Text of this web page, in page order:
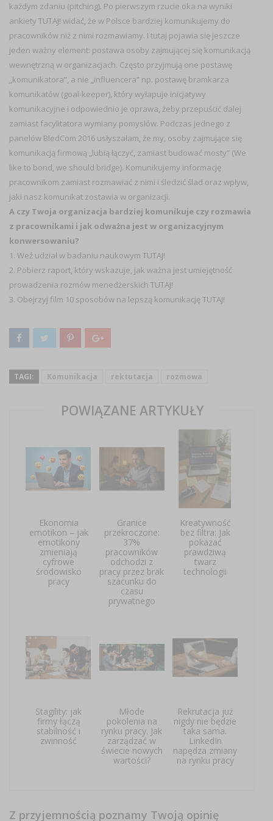
każdym zdaniu (pitching). Po pierwszym rzucie oka na wyniki
ankiety TUTAJ! widać, że w Polsce bardziej komunikujemy do
pracowników niż z nimi rozmawiamy. I tutaj pojawia się jeszcze
jeden ważny element: postawa osoby zajmującej się komunikacją
wewnętrzną w organizacjach. Często przyjmują one postawę
„komunikatora”, a nie „influencera” np. postawę bramkarza
komunikatów (goal-keeper), który wyłapuje inicjatywy
komunikacyjne i odpowiednio je oprawa, żeby przepuścić dalej
zamiast facylitatora wymiany pomysłów. Podczas jednego z
panelów BledCom 2016 usłyszałam, że my, osoby zajmujące się
komunikacją firmową „lubią łączyć, zamiast budować mosty” (We
like to bond, we should bridge). Komunikujemy informację
pracownikom zamiast rozmawiać z nimi i śledzić ślad oraz wpływ,
jaki nasz komunikat zostawia w organizacji.
A czy Twoja organizacja bardziej komunikuje czy rozmawia
z pracownikami i jak odważna jest w organizacyjnym
konwersowaniu?
1. Weź udział w badaniu naukowym TUTAJ!
2. Pobierz raport, który wskazuje, jak ważna jest umiejętność
prowadzenia rozmów menedżerskich TUTAJ!
3. Obejrzyj film 10 sposobów na lepszą komunikacjęTUTAJ!
TAGI: Komunikacja rektutacja rozmowa
POWIĄZANE ARTYKUŁY
Ekonomia
emotikon – jak
emotikony
zmieniają
cyfrowe
środowisko
pracy
Granice
przekroczone:
37%
pracowników
odchodzi z
pracy przez brak
szacunku do
czasu
prywatnego
Kreatywność
bez filtra: Jak
pokazać
prawdziwą
twarz
technologii
Stagility: jak
firmy łączą
stabilność i
zwinność
Młode
pokolenia na
rynku pracy. Jak
zarządzać w
świecie nowych
wartości?
Rekrutacja już
nigdy nie będzie
taka sama.
LinkedIn
napędza zmiany
na rynku pracy
Z przyjemnością poznamy Twoją opinię